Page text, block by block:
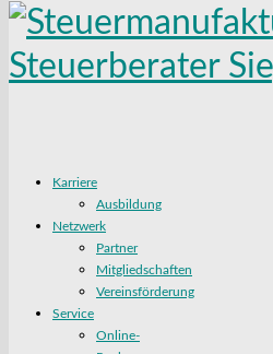
Karriere
Ausbildung
Netzwerk
Partner
Mitgliedschaften
Vereinsförderung
Service
Online-